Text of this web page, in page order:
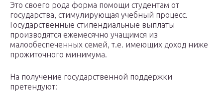
Это своего рода форма помощи студентам от
государства, стимулирующая учебный процесс.
Государственные стипендиальные выплаты
производятся ежемесячно учащимся из
малообеспеченных семей, т.е. имеющих доход ниже
прожиточного минимума.
На получение государственной поддержки
претендуют: